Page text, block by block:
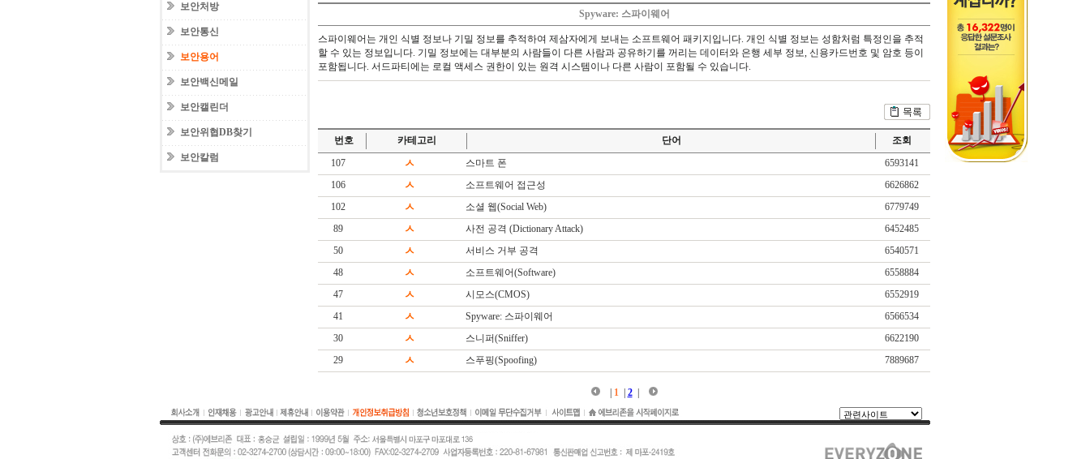
보안처방
보안통신
보안용어
보안백신메일
보안캘린더
보안위협DB찾기
보안칼럼
Spyware: 스파이웨어
스파이웨어는 개인 식별 정보나 기밀 정보를 추적하여 제삼자에게 보내는 소프트웨어 패키지입니다. 개인 식별 정보는 성함처럼 특정인을 추적
할 수 있는 정보입니다. 기밀 정보에는 대부분의 사람들이 다른 사람과 공유하기를 꺼리는 데이터와 은행 세부 정보, 신용카드번호 및 암호 등이
포함됩니다. 서드파티에는 로컬 액세스 권한이 있는 원격 시스템이나 다른 사람이 포함될 수 있습니다.
번호 카테고리 단어
조회
107
ㅅ 스마트 폰
6593141
106
ㅅ 소프트웨어 접근성
6626862
102
ㅅ 소셜 웹(Social Web)
6779749
89
ㅅ 사전 공격 (Dictionary Attack)
6452485
50
ㅅ 서비스 거부 공격
6540571
48
ㅅ 소프트웨어(Software)
6558884
47
ㅅ 시모스(CMOS)
6552919
41
ㅅ Spyware: 스파이웨어
6566534
30
ㅅ 스니퍼(Sniffer)
6622190
29
ㅅ 스푸핑(Spoofing) 7889687
| 1| 2|